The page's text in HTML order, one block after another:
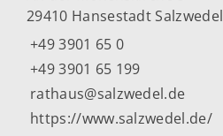
29410 Hansestadt Salzwedel
+49 3901 65 0
+49 3901 65 199
rathaus@salzwedel.de
https://www.salzwedel.de/